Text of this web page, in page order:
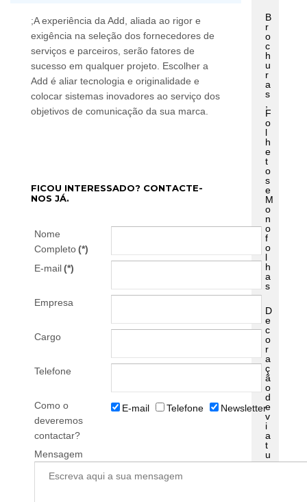
;A experiência da Add, aliada ao rigor e
exigência na seleção dos fornecedores de
serviços e parceiros, serão fatores de
sucesso em qualquer projeto. Escolher a
Add é aliar tecnologia e originalidade e
colocar sistemas inovadores ao serviço dos
objetivos de comunicação da sua marca.
FICOU INTERESSADO? CONTACTE-
NOS JÁ.
Nome
Completo(*)
E-mail(*)
Empresa
Cargo
Telefone
Como o
deveremos
contactar?
E-mail Telefone Newsletter
Mensagem
B
r
o
c
h
u
r
a
s
F
o
l
h
e
t
o
s
e
M
o
n
o
f
o
l
h
a
s
D
e
c
o
r
a
ç
ã
o
d
e
v
i
a
t
u
r